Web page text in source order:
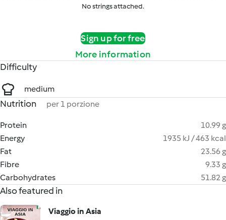
No strings attached.
Sign up for free
More information
Difficulty
medium
Nutrition per 1 porzione
Protein
10.99 g
Energy
1935 kJ / 463 kcal
Fat
23.56 g
Fibre
9.33 g
Carbohydrates
51.82 g
Also featured in
Viaggio in Asia